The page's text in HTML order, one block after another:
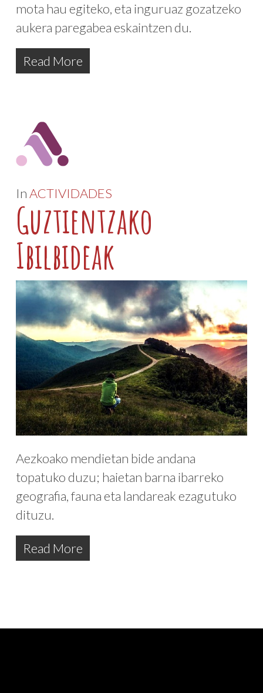
mota hau egiteko, eta inguruaz gozatzeko
aukera paregabea eskaintzen du.
Read More
InACTIVIDADES
Guztientzako
Ibilbideak
Aezkoako mendietan bide andana
topatuko duzu; haietan barna ibarreko
geografia, fauna eta landareak ezagutuko
dituzu.
Read More